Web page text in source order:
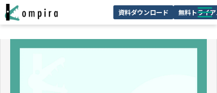
資料ダウンロード 無料トライ